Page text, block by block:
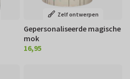
Zelf ontwerpen
Gepersonaliseerde magische
mok
€ 16,95
16,95